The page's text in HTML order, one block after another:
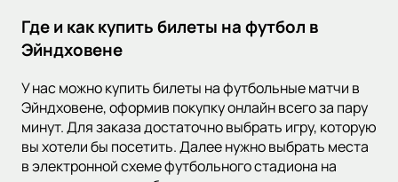
Где и как купить билеты на футбол в
Эйндховене
У нас можно купить билеты на футбольные матчи в
Эйндховене, оформив покупку онлайн всего за пару
минут. Для заказа достаточно выбрать игру, которую
вы хотели бы посетить. Далее нужно выбрать места
в электронной схеме футбольного стадиона на